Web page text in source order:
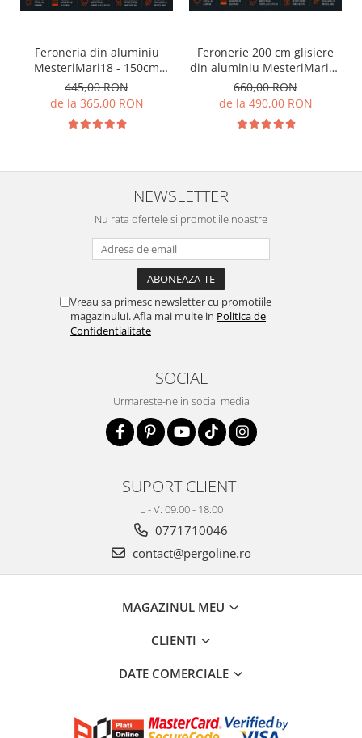
Feroneria din aluminiu
MesteriMari18 - 150cm
pentru 18 lamele
445,00 RON
de la 365,00 RON
Feronerie 200 cm glisiere
din aluminiu MesteriMari24
- pentru 24 de lamele
orientabile
660,00 RON
de la 490,00 RON
NEWSLETTER
Nu rata ofertele si promotiile noastre
Vreau sa primesc newsletter cu promotiile
magazinului. Afla mai multe in Politica de
Confidentialitate
SOCIAL
Urmareste-ne in social media
SUPORT CLIENTI
L - V: 09:00 - 18:00
0771710046
contact@pergoline.ro
MAGAZINUL MEU
CLIENTI
DATE COMERCIALE